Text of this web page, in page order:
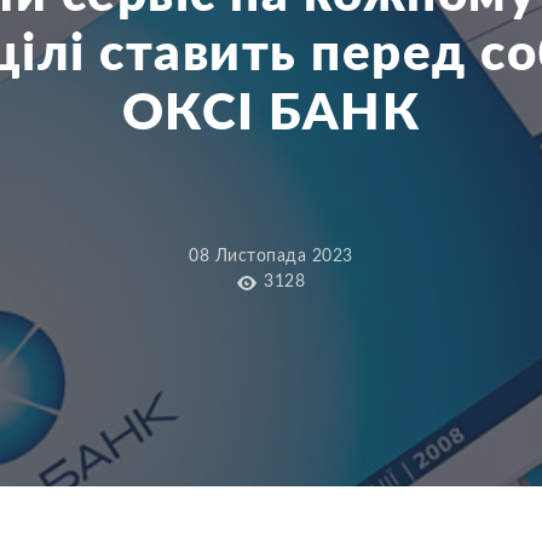
ставить перед
ОКСІ БАНК
08 Листопада 2023
3128